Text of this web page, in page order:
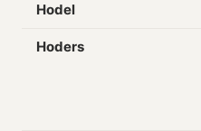
Hodel
Hoders